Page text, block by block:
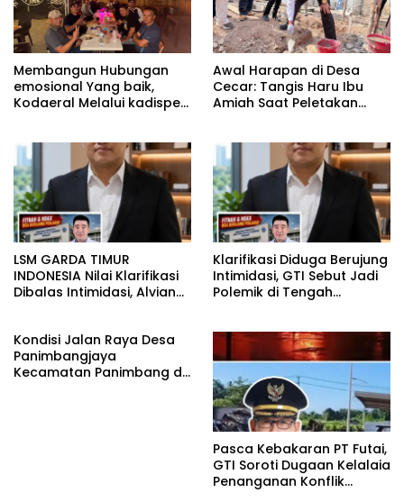
Membangun Hubungan
emosional Yang baik,
Kodaeral Melalui kadispen
tidak harus resmi Dengan
suasana Santai lebih
Dekat Dan Harmonis.
Awal Harapan di Desa
Cecar: Tangis Haru Ibu
Amiah Saat Peletakan
LSM GARDA TIMUR
INDONESIA Nilai Klarifikasi
Dibalas Intimidasi, Alvian
KUHAP pasal 108 ayat 1
Klarifikasi Diduga Berujung
Intimidasi, GTI Sebut Jadi
Polemik di Tengah
Kondisi Jalan Raya Desa
Panimbangjaya
Kecamatan Panimbang di
Pasca Kebakaran PT Futai,
GTI Soroti Dugaan Kelalaia
Penanganan Konflik